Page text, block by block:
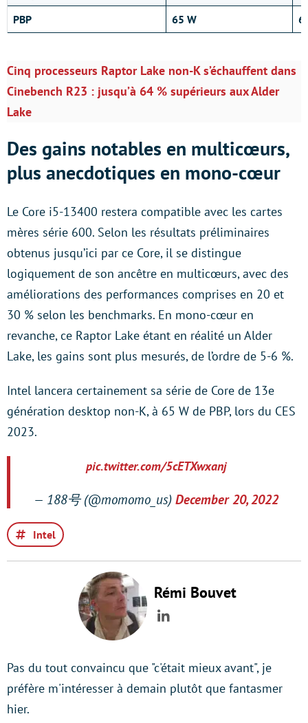
PBP
65 W
Cinq processeurs Raptor Lake non-K s’échauffent dans
Cinebench R23 : jusqu’à 64 % supérieurs aux Alder
Lake
Des gains notables en multicœurs,
plus anecdotiques en mono-cœur
Le Core i5-13400 restera compatible avec les cartes
mères série 600. Selon les résultats préliminaires
obtenus jusqu’ici par ce Core, il se distingue
logiquement de son ancêtre en multicœurs, avec des
améliorations des performances comprises en 20 et
30 % selon les benchmarks. En mono-cœur en
revanche, ce Raptor Lake étant en réalité un Alder
Lake, les gains sont plus mesurés, de l’ordre de 5-6 %.
Intel lancera certainement sa série de Core de 13e
génération desktop non-K, à 65 W de PBP, lors du CES
2023.
pic.twitter.com/5cETXwxanj
— 188号 (@momomo_us) December 20, 2022
Intel
Rémi Bouvet
LinkedIn
Pas du tout convaincu que "c'était mieux avant", je
préfère m'intéresser à demain plutôt que fantasmer
hier.